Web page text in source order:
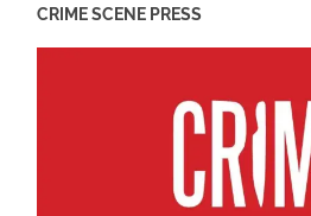
CRIME SCENE PRESS